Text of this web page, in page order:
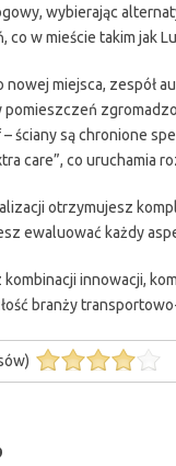
wybierając
co w mieście takim jak
nowej miejsca, zespół
pomieszczeń
ściany są chronione
care”, co uruchamia
otrzymujesz
ewaluować każdy
innowacji,
branży